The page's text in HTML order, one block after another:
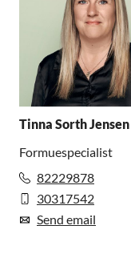
Tinna Sorth Jensen
Formuespecialist
82229878
30317542
Send email